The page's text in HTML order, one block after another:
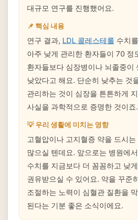
대규모 연구를 진행했어요.
📌 핵심 내용
연구 결과, LDL 콜레스테롤 수치
아주 낮게 관리한 환자들이 70 정
환자들보다 심장병이나 뇌졸중이
낮았다고 해요. 단순히 낮추는 것
관리하는 것이 심장을 튼튼하게
사실을 과학적으로 증명한 것이죠.
💡 우리 생활에 미치는 영향
고혈압이나 고지혈증 약을 드시는
많으실 텐데요. 앞으로는 병원에
수치를 지금보다 더 꼼꼼하고 낮
권유받으실 수 있어요. 약을 꾸준
조절하는 노력이 심혈관 질환을
된다는 기분 좋은 소식이에요.